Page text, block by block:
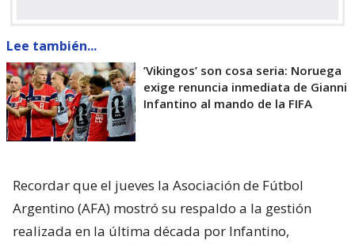
Lee también...
’Vikingos’ son cosa seria: Noruega
exige renuncia inmediata de Gianni
Infantino al mando de la FIFA
Recordar que el jueves la Asociación de Fútbol
Argentino (AFA) mostró su respaldo a la gestión
realizada en la última década por Infantino,